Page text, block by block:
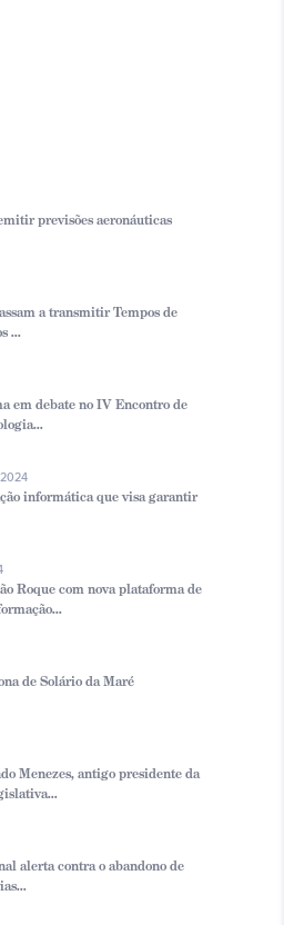
previsões aeronáuticas
a transmitir Tempos de
...
em debate no IV Encontro de
informática que visa garantir
Roque com nova plataforma de
de Solário da Maré
Menezes, antigo presidente da
alerta contra o abandono de